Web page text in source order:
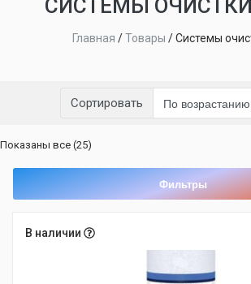
СИСТЕМЫ
Главная /Товары /Системы
Сортировать
Показаны все (25)
Фильтры
В наличии